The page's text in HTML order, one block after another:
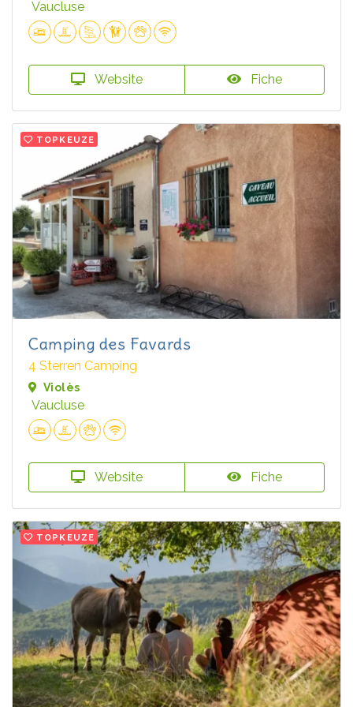
Vaucluse
Website Fiche
TOPKEUZE
Camping des Favards
4 Sterren Camping
Violès
Vaucluse
Website Fiche
TOPKEUZE